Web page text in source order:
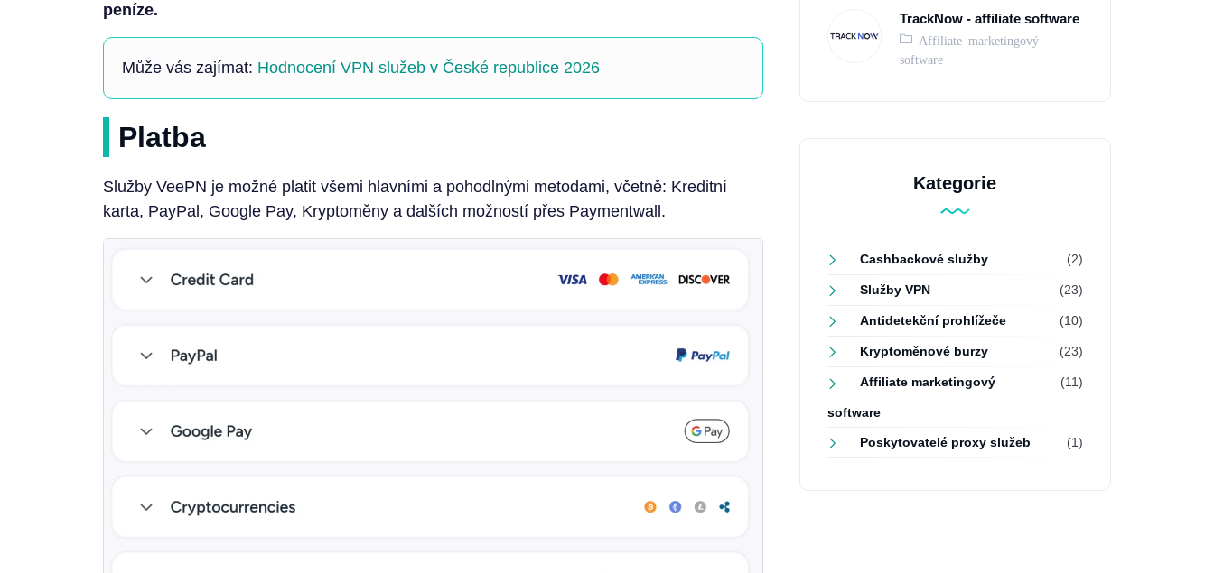
peníze.
Může vás zajímat: Hodnocení VPN služeb v České republice 2026
Platba
Služby VeePN je možné platit všemi hlavními a pohodlnými metodami, včetně: Kreditní
karta, PayPal, Google Pay, Kryptoměny a dalších možností přes Paymentwall.
TrackNow - affiliate software
Affiliate marketingový
software
Kategorie
Cashbackové služby (2)
Služby VPN (23)
Antidetekční prohlížeče (10)
Kryptoměnové burzy (23)
Affiliate marketingový
software
(11)
Poskytovatelé proxy služeb (1)